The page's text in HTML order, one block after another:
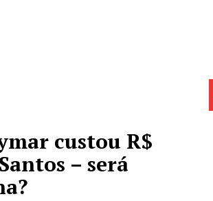
custou R$
– será